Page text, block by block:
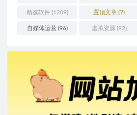
精选软件(1209) 置顶文章 (7)
自媒体运营(96) 虚拟资源 (92)